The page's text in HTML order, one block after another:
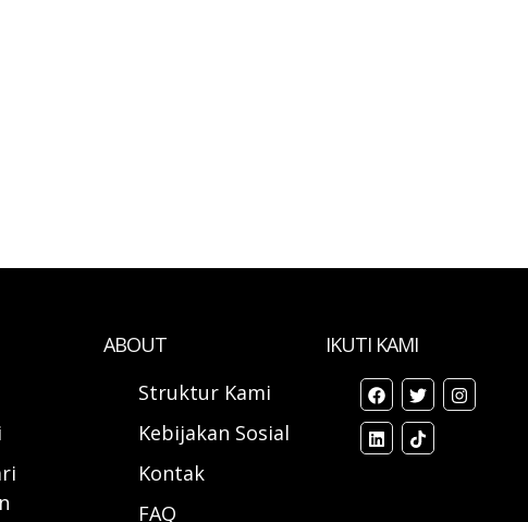
ABOUT
Struktur Kami
Kebijakan Sosial
Kontak
FAQ
IKUTI KAMI